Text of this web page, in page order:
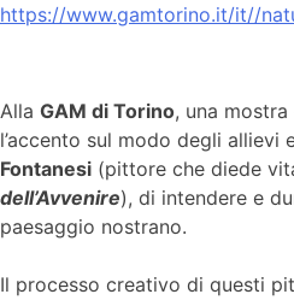
https://www.gamtorino.it/it//
Alla GAM di Torino, una
l’accento sul modo degli allievi
Fontanesi (pittore che diede
dell’Avvenire), di intendere e
paesaggio nostrano.
Il processo creativo di questi